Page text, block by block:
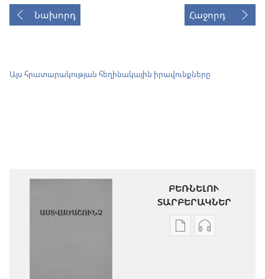
Նախորդ Հաջորդ
Այս հրատարակության հեղինակային իրավունքները
ԲԵՌՆԵԼՈՒ
ՏԱՐԲԵՐԱԿՆԵՐ
Թվային